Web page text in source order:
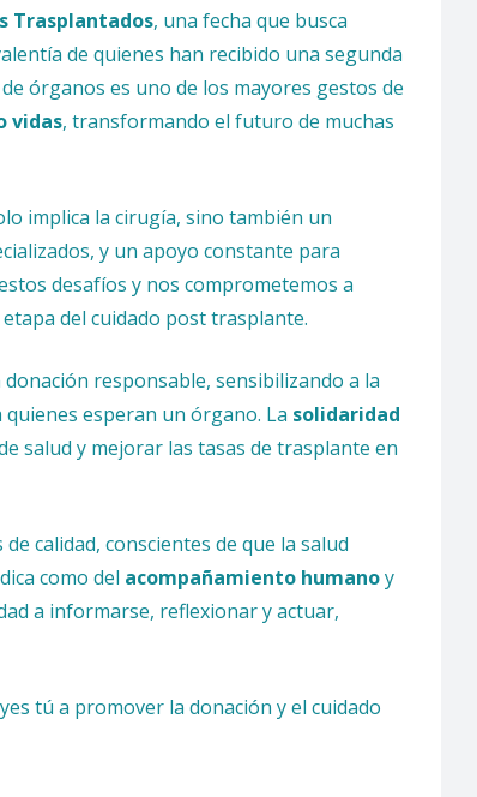
Trasplantados, una fecha que busca
de quienes han recibido una segunda
órganos es uno de los mayores gestos de
vidas, transformando el futuro de muchas
implica la cirugía, sino también un
y un apoyo constante para
desafíos y nos comprometemos a
del cuidado post trasplante.
responsable, sensibilizando a la
esperan un órgano. La solidaridad
salud y mejorar las tasas de trasplante en
calidad, conscientes de que la salud
como del acompañamiento humanoy
a informarse, reflexionar y actuar,
tú a promover la donación y el cuidado